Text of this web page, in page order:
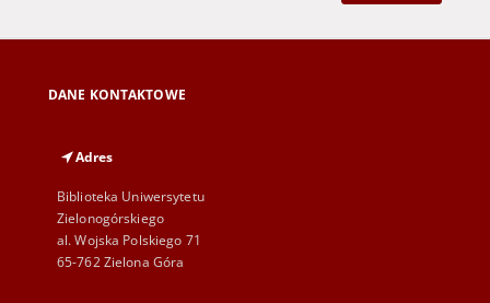
DANE KONTAKTOWE
Adres
Biblioteka Uniwersytetu
Zielonogórskiego
al. Wojska Polskiego 71
65-762 Zielona Góra